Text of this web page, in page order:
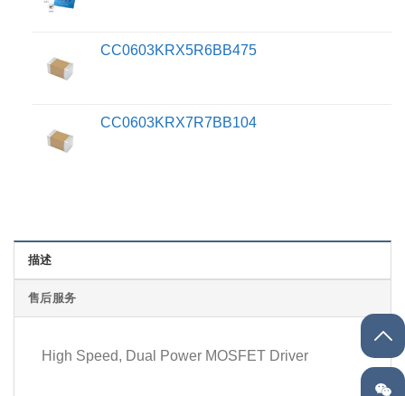
CC0603KRX5R6BB475
CC0603KRX7R7BB104
描述
售后服务
High Speed, Dual Power MOSFET Driver